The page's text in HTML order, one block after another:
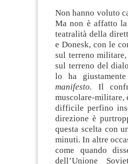
Non hanno voluto
Ma non è affatto
teatralità della
e Donesk, con le
sul terreno
sul terreno del
lo ha
manifesto. Il
muscolare-militare,
difficile perfino
direzione è
questa scelta con
minuti. In altre
come quando
dell’Unione